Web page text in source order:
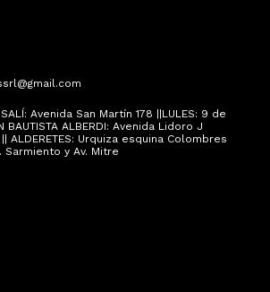
SALÍ: Avenida San Martín 178 ||LULES: 9 de
BAUTISTA ALBERDI: Avenida Lidoro J
ALDERETES: Urquiza esquina Colombres
Sarmiento y Av. Mitre